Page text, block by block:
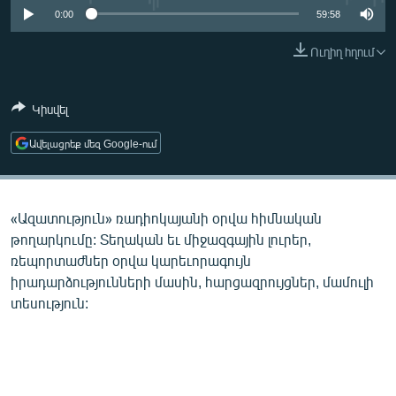
ՄԻՋԱԶԳԱՅԻՆ
ՄԵԿՆԱԲԱՆՈՒԹՅՈՒՆ
ՏՏ ԵՒ ԻՆՏԵՐՆԵՏ
ԿՈՐՈՆԱՎԻՐՈՒՍ
ՏԵՍԱՆՅՈՒԹԵՐ
ԲԱՆԱՎԵՃ
ՁԳՏԵԼՈՎ ԼԱՎԱԳՈՒՅՆԻՆ
0:00 59:58
Ուղիղ հղում
Կիսվել
Ավելացրեք մեզ Google-ում
«Ազատություն» ռադիոկայանի օրվա հիմնական
թողարկումը: Տեղական եւ միջազգային լուրեր,
ռեպորտաժներ օրվա կարեւորագույն
իրադարձությունների մասին, հարցազրույցներ, մամուլի
տեսություն: